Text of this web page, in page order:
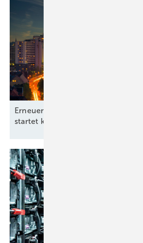
Erneuerbare-Energien-
startet kommunale